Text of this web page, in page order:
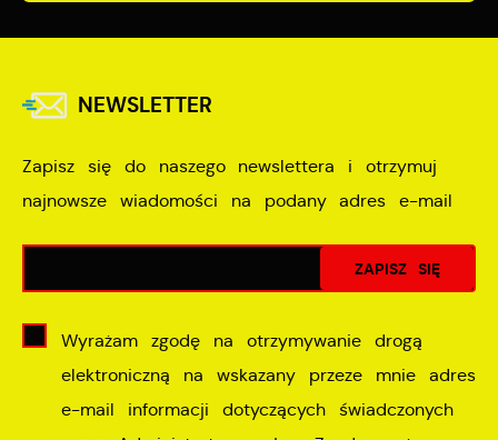
NEWSLETTER
Zapisz się do naszego newslettera i otrzymuj
najnowsze wiadomości na podany adres e-mail
Wyrażam zgodę na otrzymywanie drogą
elektroniczną na wskazany przeze mnie adres
e-mail informacji dotyczących świadczonych